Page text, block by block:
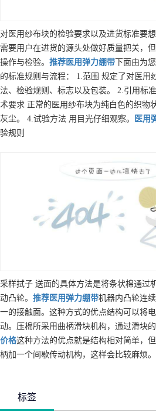
对医用纱布块的检验要求以及进货标准要
需要用户在进货的源头处做好质量把关，
操作与检验。 推荐 医用弹力绷带 下面由为
的标准规则与流程： 1.范围 规定了对医用
法、检验规则、标志以及包装。 2.引用标
术要求 正常的医用纱布块为纯白色的织物
灰尘。 4.试验方法 用目光仔细观察。
医用
验规则
采样拭子 送面的具体方法是将条状棉通过
动凸轮。 推荐 医用弹力绷带机器内凸轮连
一的接触面。这种方式的优点结构可以将
动。压棉所采用曲柄滑块机构，通过滑块的
价格这种方法的优点就是结构相对简单，
柄加一个间歇传动机构，这样会比较麻烦。
标签